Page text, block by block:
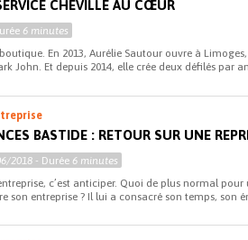
CHEVILLÉ AU CŒUR
6 minutes
En 2013, Aurélie Sautour ouvre à
John. Et depuis 2014, elle crée deux défilés par
BASTIDE : RETOUR SUR UNE
2018 - Durée 6 minutes
c’est anticiper. Quoi de plus normal
son entreprise ? Il lui a consacré son temps, son